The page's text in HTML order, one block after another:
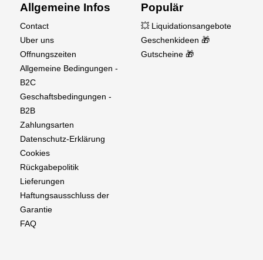
Allgemeine Infos
Contact
Uber uns
Offnungszeiten
Allgemeine Bedingungen -
B2C
Geschaftsbedingungen -
B2B
Zahlungsarten
Datenschutz-Erklärung
Cookies
Rückgabepolitik
Lieferungen
Haftungsausschluss der
Garantie
FAQ
Populär
💥 Liquidationsangebote
Geschenkideen 🎁
Gutscheine 🎁